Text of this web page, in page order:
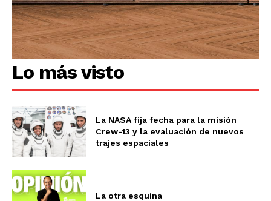
Lo más visto
La NASA fija fecha para la misión
Crew-13 y la evaluación de nuevos
trajes espaciales
La otra esquina